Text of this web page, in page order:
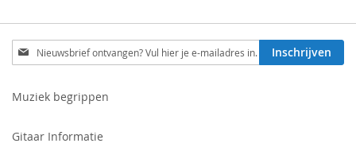
Schrijf
je
voor
Inschrijven
Muziek begrippen
Gitaar Informatie